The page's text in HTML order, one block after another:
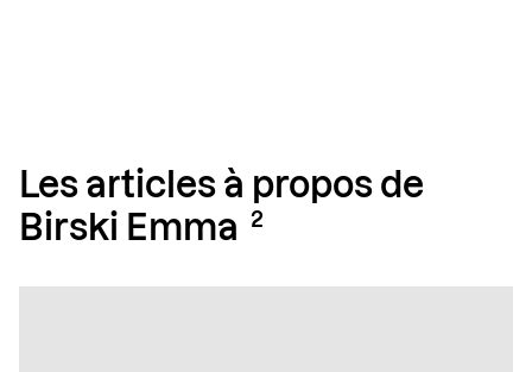
Les articles à propos de
Birski Emma
2